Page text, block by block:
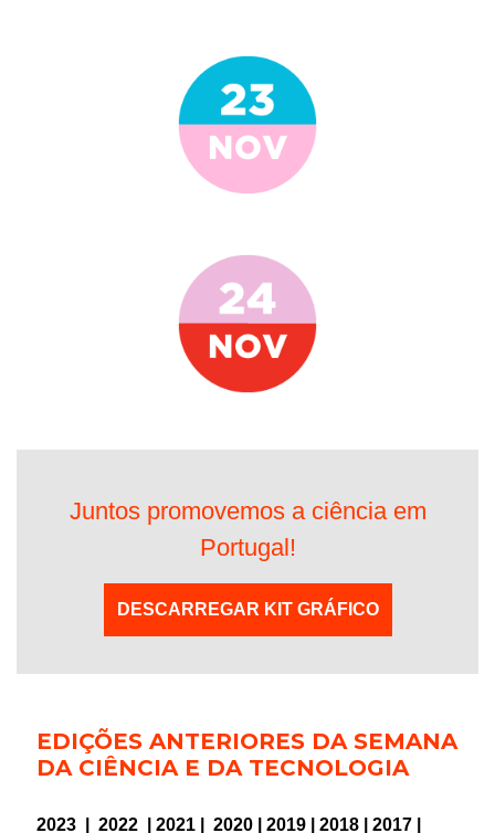
Juntos promovemos a ciência em
Portugal!
DESCARREGAR KIT GRÁFICO
EDIÇÕES ANTERIORES DA SEMANA
DA CIÊNCIA E DA TECNOLOGIA
2023 | 2022 | 2021 | 2020 | 2019 | 2018 | 2017 |